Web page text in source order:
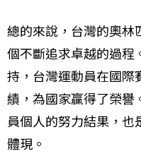
總的來說，台灣的奧林
個不斷追求卓越的過程
持，台灣運動員在國際
績，為國家贏得了榮譽
員個人的努力結果，
體現。